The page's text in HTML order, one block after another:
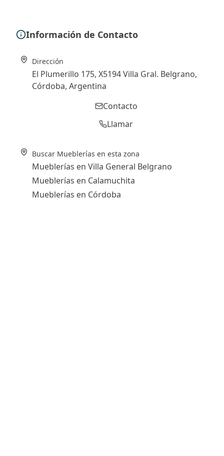
Información de Contacto
Dirección
El Plumerillo 175, X5194 Villa Gral. Belgrano,
Córdoba, Argentina
Contacto
Llamar
Buscar Mueblerías en esta zona
Mueblerías en Villa General Belgrano
Mueblerías en Calamuchita
Mueblerías en Córdoba